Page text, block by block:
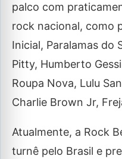
palco com
rock nacional, como
Inicial, Paralamas do
Pitty, Humberto
Roupa Nova, Lulu
Charlie Brown Jr,
Atualmente, a Rock
turnê pelo Brasil e